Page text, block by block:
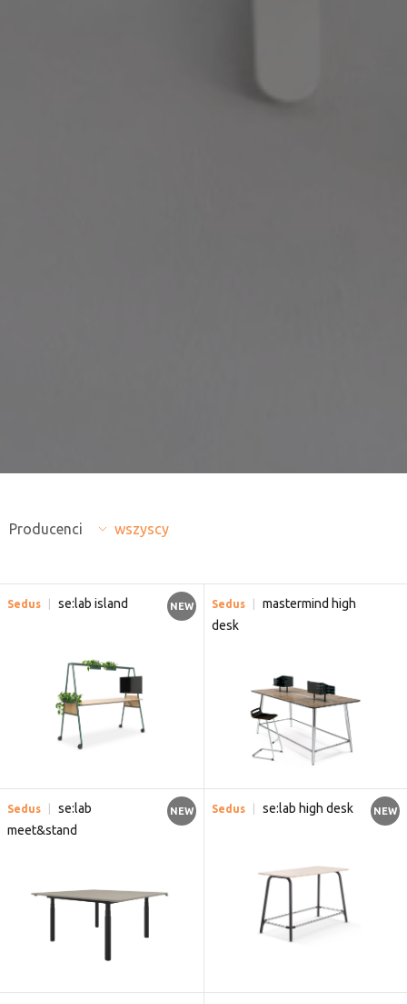
Producenci wszyscy
Sedus se:lab island NEW Sedus
mastermind high
desk
Sedus
se:lab
meet&stand
NEW Sedus se:lab high desk NEW